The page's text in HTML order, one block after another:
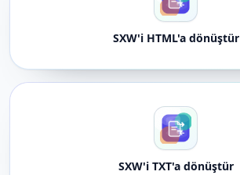
SXW'i HTML'a dönüştür
SXW'i TXT'a dönüştür